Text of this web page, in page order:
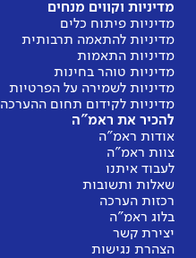
מדיניות וקווים מנחים
מדיניות פיתוח כלים
מדיניות להתאמה תרבותית
מדיניות התאמות
מדיניות טוהר בחינות
מדיניות לשמירה על הפרטיות
מדיניות לקידום תחום ההערכה
להכיר את ראמ"ה
אודות ראמ"ה
צוות ראמ"ה
לעבוד איתנו
שאלות ותשובות
רכזות הערכה
בלוג ראמ"ה
יצירת קשר
הצהרת נגישות